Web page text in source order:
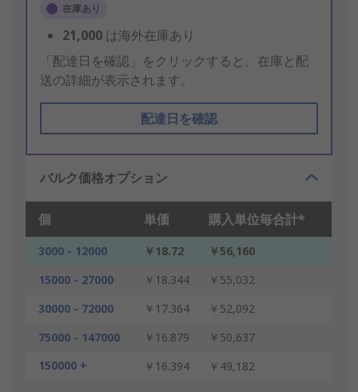
在庫あり
21,000 は海外在庫あり
「配達日を確認」をクリックすると、在庫と配
送の詳細が表示されます。
配達日を確認
バルク価格オプション
個 単価 購入単位毎合計*
3000 - 12000 ￥18.72
￥56,160
15000 - 27000
￥18.344
￥55,032
30000 - 72000
￥17.364
￥52,092
75000 - 147000
￥16.879
￥50,637
150000 +
￥16.394 ￥49,182